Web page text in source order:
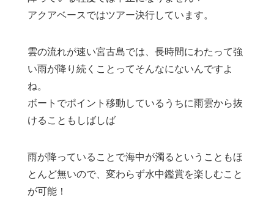
アクアベースではツアー決行しています。
雲の流れが速い宮古島では、長時間にわたって強
い雨が降り続くことってそんなにないんですよ
ね。
ボートでポイント移動しているうちに雨雲から抜
けることもしばしば
雨が降っていることで海中が濁るということもほ
とんど無いので、変わらず水中鑑賞を楽しむこと
が可能！